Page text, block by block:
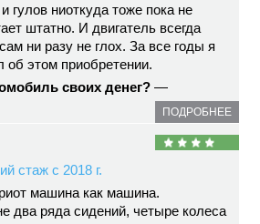
гулов ниоткуда тоже пока не
штатно. И двигатель всегда
ни разу не глох. За все годы я
об этом приобретении.
своих денег? —
ПОДРОБНЕЕ
стаж с 2018 г.
машина как машина.
два ряда сидений, четыре колеса